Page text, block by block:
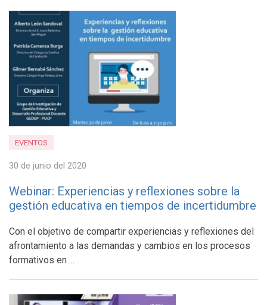
EVENTOS
30 de junio del 2020
Webinar: Experiencias y reflexiones sobre la
gestión educativa en tiempos de incertidumbre
Con el objetivo de compartir experiencias y reflexiones del
afrontamiento a las demandas y cambios en los procesos
formativos en ...